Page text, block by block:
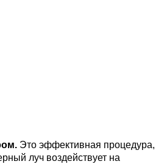
Это эффективная процедура,
луч воздействует на